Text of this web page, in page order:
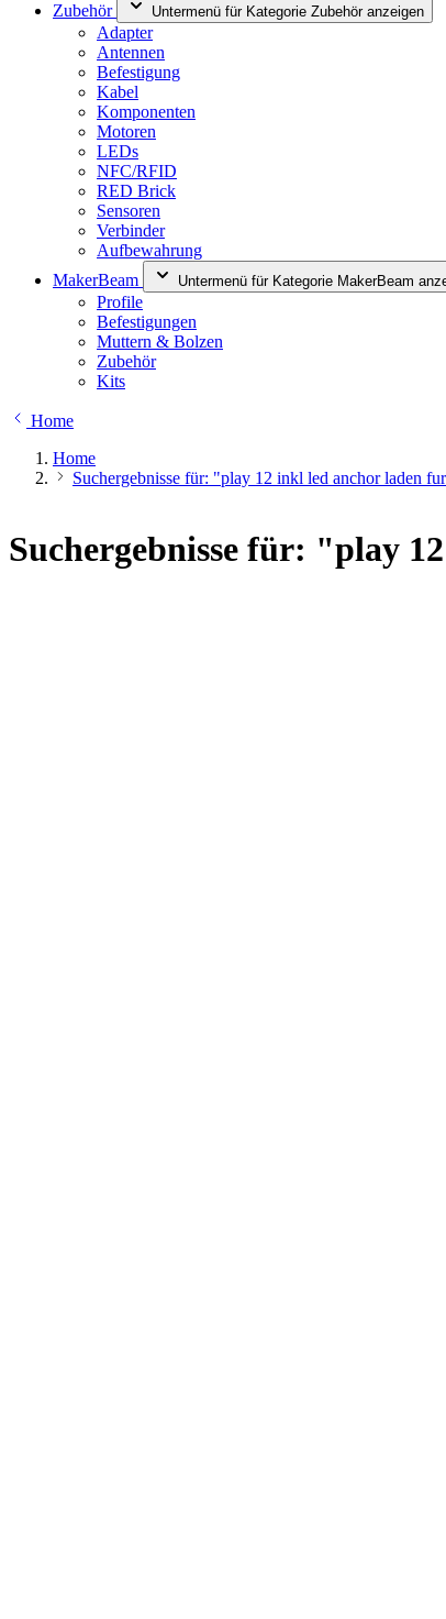
Zubehör
Untermenü für Kategorie Zubehör anzeigen
Adapter
Antennen
Befestigung
Kabel
Komponenten
Motoren
LEDs
NFC/RFID
RED Brick
Sensoren
Verbinder
Aufbewahrung
MakerBeam
Untermenü für Kategorie MakerBeam
Profile
Befestigungen
Muttern & Bolzen
Zubehör
Kits
Home
Home
Suchergebnisse für: "play 12 inkl led anchor laden
Suchergebnisse für: "play